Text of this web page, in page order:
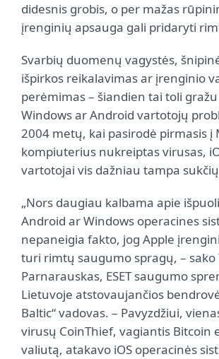
didesnis grobis, o per mažas
įrenginių apsauga gali pridaryti
Svarbių duomenų vagystės,
išpirkos reikalavimas ar įrenginio
perėmimas – šiandien tai toli
Windows ar Android vartotojų
2004 metų, kai pasirodė pirmasis į
kompiuterius nukreiptas virusas,
vartotojai vis dažniau tampa
„Nors daugiau kalbama apie
Android ar Windows operacines
nepaneigia fakto, jog Apple
turi rimtų saugumo spragų, – sako
Parnarauskas, ESET saugumo
Lietuvoje atstovaujančios
Baltic“ vadovas. – Pavyzdžiui,
virusų CoinThief, vagiantis Bitcoin
valiutą, atakavo iOS operacinės